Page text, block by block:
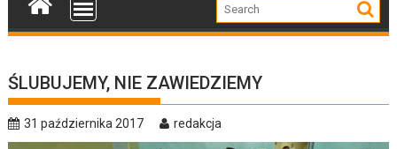
ŚLUBUJEMY, NIE ZAWIEDZIEMY
31 października 2017 redakcja